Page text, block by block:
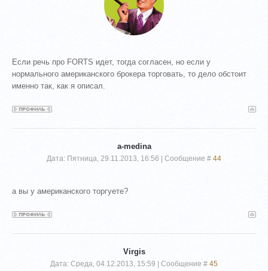
Если речь про FORTS идет, тогда согласен, но если у
нормального американского брокера торговать, то дело обстоит
именно так, как я описал.
a-medina
Дата: Пятница, 29.11.2013, 16:56 | Сообщение # 44
а вы у американского торгуете?
Virgis
Дата: Среда, 04.12.2013, 15:59 | Сообщение # 45